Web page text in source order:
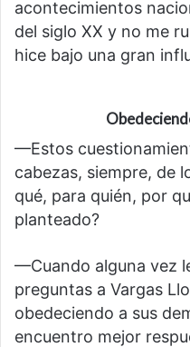
acontecimientos
del siglo XX y no me
hice bajo una gran
—Estos
cabezas, siempre, de
qué, para quién, por
planteado?
—Cuando alguna vez
preguntas a Vargas
obedeciendo a sus
encuentro mejor